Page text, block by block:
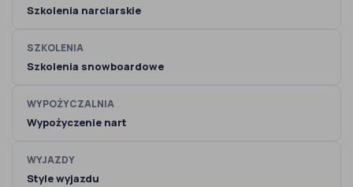
Szkolenia narciarskie
SZKOLENIA
Szkolenia snowboardowe
WYPOŻYCZALNIA
Wypożyczenie nart
WYJAZDY
Style wyjazdu